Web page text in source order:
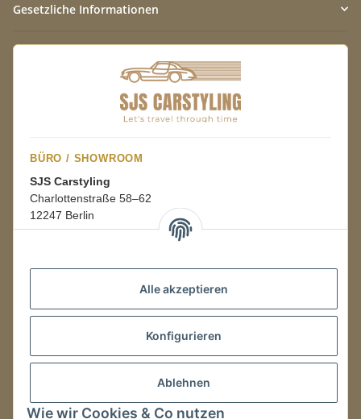
Alle akzeptieren
Konfigurieren
Ablehnen
Wie wir Cookies & Co nutzen
Gesetzliche Informationen
BÜRO / SHOWROOM
SJS Carstyling
Charlottenstraße 58–62
12247 Berlin
08:00–16:00 Uhr
LAGER / RETOUREN
Packmonster Fulfillment
SJS Carstyling Lager